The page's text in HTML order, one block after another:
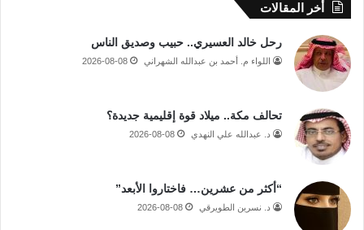
أخر المقالات
رحل خالد العسيري.. حبيب وصديق الناس
اللواء م. أحمد بن عبدالله الشهراني 2026-08-08
تحالف مكة.. ميلاد قوة إقليمية جديدة؟
د. عبدالله علي النهدي 2026-08-08
“أكثر من عشرين… فاختاروا الأبعد”
د. نسرين الطويرقي 2026-08-08